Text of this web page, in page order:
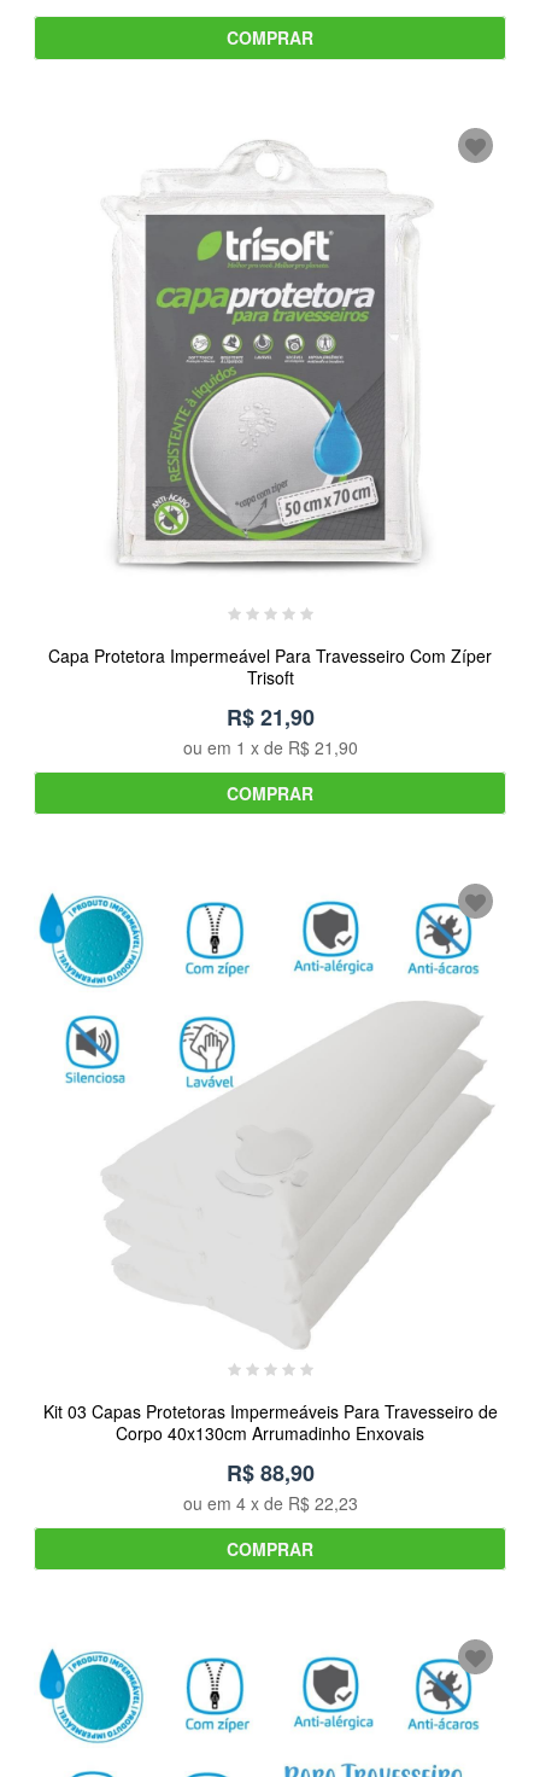
COMPRAR
Capa Protetora Impermeável Para Travesseiro Com Zíper
Trisoft
R$ 21,90
ou em 1 x de R$ 21,90
COMPRAR
Kit 03 Capas Protetoras Impermeáveis Para Travesseiro de
Corpo 40x130cm Arrumadinho Enxovais
R$ 88,90
ou em 4x de R$ 22,23
COMPRAR